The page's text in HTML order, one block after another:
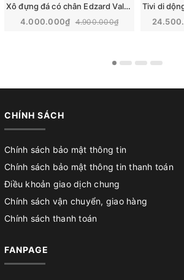
Xô đựng đá có chân Edzard Valencia
4.000.000₫ 4.900.000₫
CHÍNH SÁCH
Chính sách bảo mật thông tin
Chính sách bảo mật thông tin thanh toán
Điều khoản giao dịch chung
Chính sách vận chuyển, giao hàng
Chính sách thanh toán
FANPAGE